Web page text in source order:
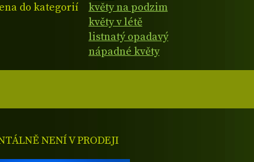
do kategorií
květy na podzim
květy v létě
listnatý opadavý
nápadné květy
NENÍ V PRODEJI